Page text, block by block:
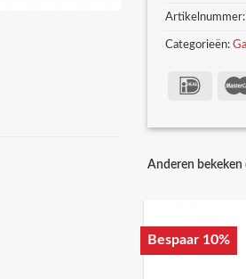
Artikelnummer:
Categorieën:
Anderen bekeken
Bespaar 10%